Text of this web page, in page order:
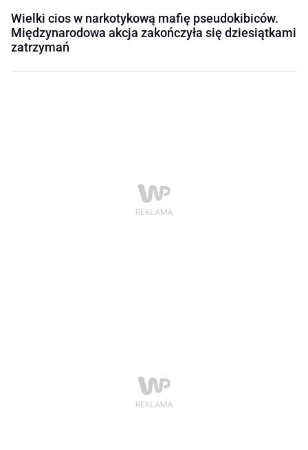
Wielki cios w narkotykową mafię pseudokibiców.
Międzynarodowa akcja zakończyła się dziesiątkami
zatrzymań